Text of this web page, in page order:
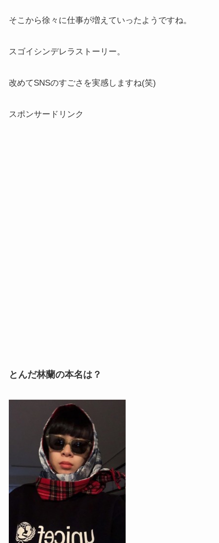
そこから徐々に仕事が増えていったようですね。
スゴイシンデレラストーリー。
改めてSNSのすごさを実感しますね(笑)
スポンサードリンク
とんだ林蘭の本名は？